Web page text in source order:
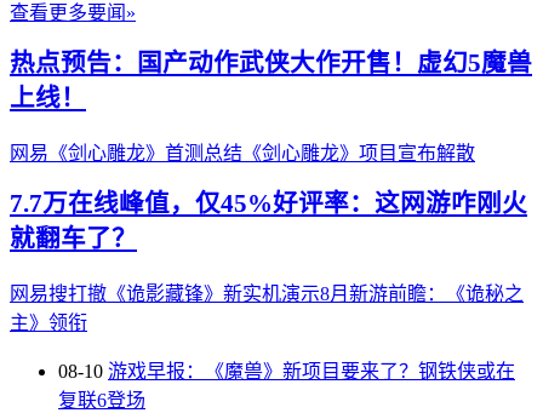
查看更多要闻»
热点预告：国产动作武侠大作开售！虚幻5魔兽
上线！
网易《剑心雕龙》首测总结 《剑心雕龙》项目宣布解散
7.7万在线峰值，仅45%好评率：这网游咋刚火
就翻车了？
网易搜打撤《诡影藏锋》新实机演示8月新游前瞻：《诡秘之
主》领衔
08-10 游戏早报：《魔兽》新项目要来了？钢铁侠或在
复联6登场